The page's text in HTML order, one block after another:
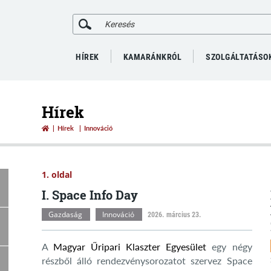
HÍREK KAMARÁNKRÓL
Hírek
Hírek Innováció
1. oldal
I. Space Info Day
Gazdaság Innováció 2026. március 23.
A Magyar Űripari Klaszter Egyesület egy négy
részből álló rendezvénysorozatot szervez Space